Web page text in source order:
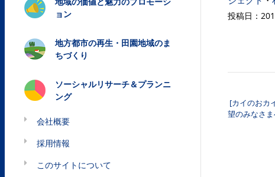
ョン
地方都市の再生・田園地域のま
ちづくり
ソーシャルリサーチ＆プランニ
ング
会社概要
採用情報
このサイトについて
投稿日：
投稿
[カイのおカ
望のみなさ